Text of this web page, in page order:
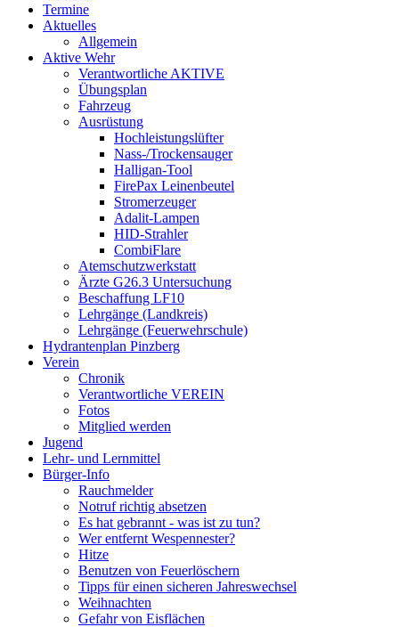
Termine
Aktuelles
Allgemein
Aktive Wehr
Verantwortliche AKTIVE
Übungsplan
Fahrzeug
Ausrüstung
Hochleistungslüfter
Nass-/Trockensauger
Halligan-Tool
FirePax Leinenbeutel
Stromerzeuger
Adalit-Lampen
HID-Strahler
CombiFlare
Atemschutzwerkstatt
Ärzte G26.3 Untersuchung
Beschaffung LF10
Lehrgänge (Landkreis)
Lehrgänge (Feuerwehrschule)
Hydrantenplan Pinzberg
Verein
Chronik
Verantwortliche VEREIN
Fotos
Mitglied werden
Jugend
Lehr- und Lernmittel
Bürger-Info
Rauchmelder
Notruf richtig absetzen
Es hat gebrannt - was ist zu tun?
Wer entfernt Wespennester?
Hitze
Benutzen von Feuerlöschern
Tipps für einen sicheren Jahreswechsel
Weihnachten
Gefahr von Eisflächen